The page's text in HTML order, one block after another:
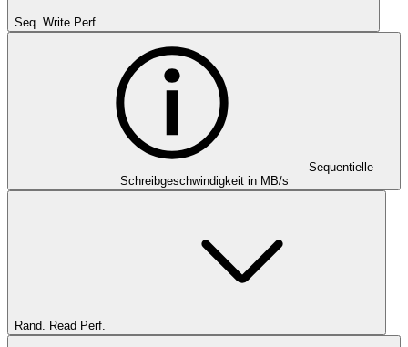
Seq. Write Perf.
Sequentielle
Schreibgeschwindigkeit in MB/s
Rand. Read Perf.